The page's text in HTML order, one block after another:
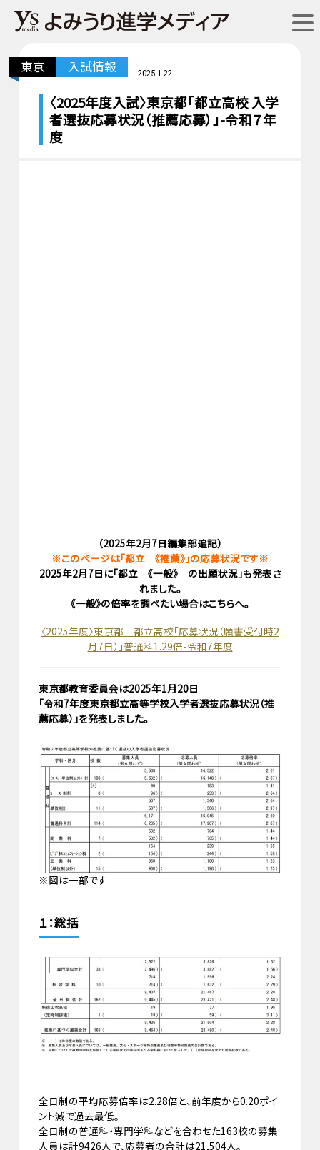
東京 入試情報 2025.1.22
〈2025年度入試〉東京都「都立高校 入学
者選抜応募状況（推薦応募）」-令和７年
度
（2025年2月7日編集部追記）
※このページは「都立 《推薦》」の応募状況です※
2025年2月7日に「都立 《一般》 の出願状況」も発表さ
れました。
《一般》の倍率を調べたい場合はこちらへ。
〈2025年度〉東京都 都立高校「応募状況（願書受付時2
月7日）」普通科1.29倍-令和7年度
東京都教育委員会は2025年1月20日
「令和7年度東京都立高等学校入学者選抜応募状況（推
薦応募）」を発表しました。
※図は一部です
１：総括
全日制の平均応募倍率は2.28倍と、前年度から0.20ポイ
ント減で過去最低。
全日制の普通科・専門学科などを合わせた163校の募集
人員は計9426人で、応募者の合計は21,504人。